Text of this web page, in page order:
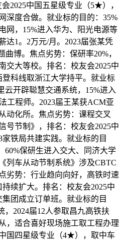
2025中国五星级专业（5★），
深度合做。就业标的目的：35%
网，15%进入华为、阳光电源等
达1。2万元/月。2023届张某凭
博。焦点劣势：保研率20%，
交大等校。排名：校友会2025中
科线取浙江大学持平。就业标
云开辟聪慧交通系统，15%进入
工程师。2023届王某获ACM亚
动化所。焦点劣势：课程交叉
号节制》，排名：校友会2025中
铁局共建实践。就业标的目
60%保研生进入交大、同济大学
列车从动节制系统》涉及CBTC
劣势：行业趋向向好，高铁时速
续扩大。排名：校友会2025中
团成立订单班。就业标的目
，2024届12人参取昌九高铁扶
，适合喜好现场施工取工程办理
国四星级专业（4★），取中车